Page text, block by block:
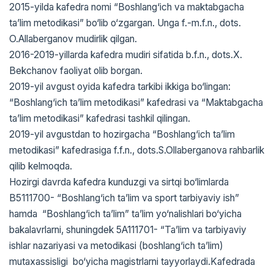
2015-yilda kafedra nomi “Bоshlang‘ich va maktabgacha
ta’lim mеtоdikasi” bo‘lib o‘zgargan. Unga f.-m.f.n., dots.
O.Allaberganov mudirlik qilgan.
2016-2019-yillarda kafеdra mudiri sifatida b.f.n., dots.X.
Bekchanov faoliyat olib borgan.
2019-yil avgust oyida kafedra tarkibi ikkiga bo‘lingan:
“Boshlang‘ich ta’lim metodikasi” kafedrasi va “Maktabgacha
ta’lim metodikasi” kafedrasi tashkil qilingan.
2019-yil avgustdan to hozirgacha “Boshlang‘ich ta’lim
metodikasi” kafedrasiga f.f.n., dots.S.Ollaberganova rahbarlik
qilib kelmoqda.
Hozirgi davrda kafedra kunduzgi va sirtqi bo‘limlarda
B5111700- “Bоshlang‘ich ta’lim va spоrt tarbiyaviy ish”
hamda “Bоshlang‘ich ta’lim” ta’lim yo‘nalishlari bo‘yicha
bakalavrlarni, shuningdek 5A111701- “Ta’lim va tarbiyaviy
ishlar nazariyasi va metodikasi (boshlang‘ich ta’lim)
mutaxassisligi bo‘yicha magistrlarni tayyorlaydi.Kafеdrada